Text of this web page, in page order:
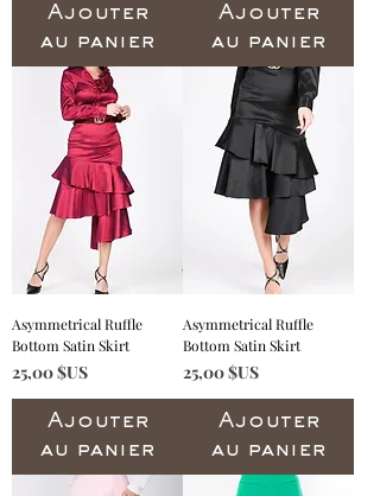
Ajouter
au panier
Ajouter
au panier
Asymmetrical Ruffle
Bottom Satin Skirt
Prix
25,00 $US
Ajouter
au panier
Asymmetrical Ruffle
Bottom Satin Skirt
Prix
25,00 $US
Ajouter
au panier